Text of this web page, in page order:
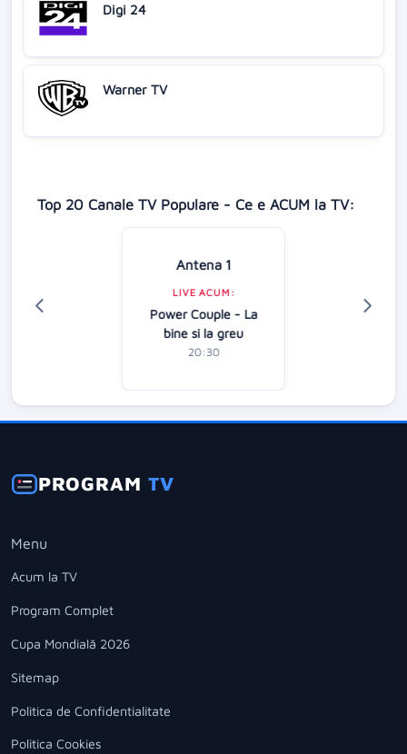
Digi 24
Warner TV
Top 20 Canale TV Populare - Ce e ACUM la TV:
Antena 1
LIVE ACUM:
Power Couple - La
bine si la greu
20:30
PROGRAMTV
Menu
Acum la TV
Program Complet
Cupa Mondială 2026
Sitemap
Politica de Confidentialitate
Politica Cookies